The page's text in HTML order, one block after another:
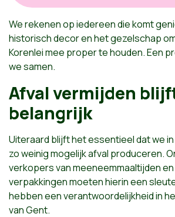
We rekenen op iedereen die komt
historisch decor en het gezelschap
Korenlei mee proper te houden. Een
we samen.
Afval vermijden
belangrijk
Uiteraard blijft het essentieel dat we
zo weinig mogelijk afval produceren.
verkopers van meeneemmaaltijden
verpakkingen moeten hierin een
hebben een verantwoordelijkheid in
van Gent.